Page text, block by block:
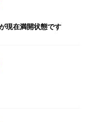
現在満開状態です